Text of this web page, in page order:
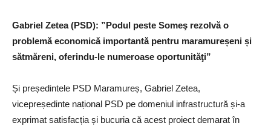
Gabriel Zetea (PSD): ”Podul peste Someş rezolvă o
problemă economică importantă pentru maramureșeni și
sătmăreni, oferindu-le numeroase oportunităţi”
Și președintele PSD Maramureș, Gabriel Zetea,
vicepreședinte național PSD pe domeniul infrastructură și-a
exprimat satisfacția și bucuria că acest proiect demarat în